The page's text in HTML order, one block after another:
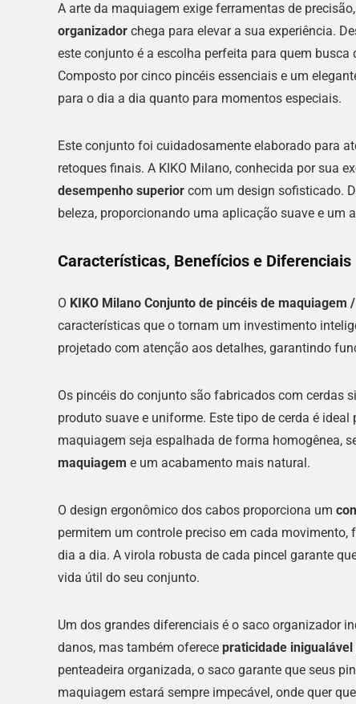
A arte da maquiagem exige ferramentas de
organizador chega para elevar a sua experiência.
este conjunto é a escolha perfeita para quem
Composto por cinco pincéis essenciais e um
para o dia a dia quanto para momentos especiais.
Este conjunto foi cuidadosamente elaborado para
retoques finais. A KIKO Milano, conhecida por sua
desempenho superior com um design sofisticado.
beleza, proporcionando uma aplicação suave e um
Características, Benefícios e Diferenciais
O KIKO Milano Conjunto de pincéis de maquiagem
características que o tornam um investimento
projetado com atenção aos detalhes, garantindo
Os pincéis do conjunto são fabricados com cerdas
produto suave e uniforme. Este tipo de cerda é
maquiagem seja espalhada de forma homogênea,
maquiagem e um acabamento mais natural.
O design ergonômico dos cabos proporciona um
permitem um controle preciso em cada
dia a dia. A virola robusta de cada pincel garante
vida útil do seu conjunto.
Um dos grandes diferenciais é o saco organizador
danos, mas também oferece praticidade inigualável
penteadeira organizada, o saco garante que seus
maquiagem estará sempre impecável, onde quer